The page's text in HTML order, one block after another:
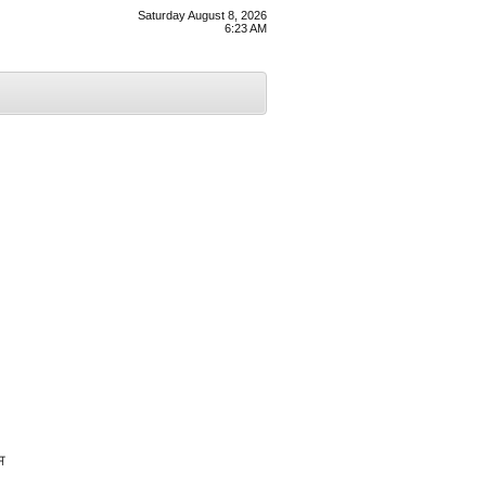
Saturday August 8, 2026
6:23 AM